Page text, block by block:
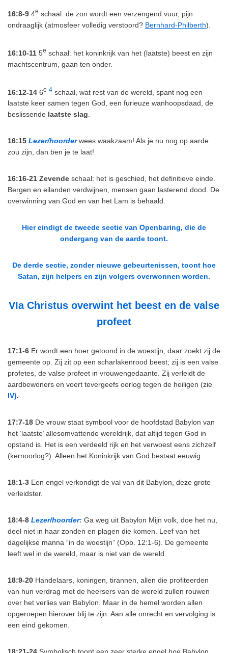
16:8-9 4e schaal: de zon wordt een verzengend vuur, pijn
ondraaglijk (atmosfeer volledig verstoord? Bernhard-Philberth).
16:10-11 5e schaal: het koninkrijk van het (laatste) beest en zijn
machtscentrum, gaan ten onder.
16:12-14 6e 4 schaal, wat rest van de wereld, spant nog een
laatste keer samen tegen God, een furieuze wanhoopsdaad, de
beslissende laatste slag.
16:15 Lezer/hoorderwees waakzaam! Als je nu nog op aarde
zou zijn, dan ben je te laat!
16:16-21 Zevende schaal: het is geschied, het definitieve einde.
Bergen en eilanden verdwijnen, mensen gaan lasterend dood. De
overwinning van God en van het Lam is behaald.
Hier eindigt de tweede sectie van Openbaring, die de
ondergang van de aarde toont.
De derde sectie, zondernieuwe gebeurtenissen, toont hoe
Satan, zijn helpers en zijn volgers overwonnen worden.
VIa Christus overwint het beest en de valse
profeet
17:1-6 Er wordt een hoer getoond in de woestijn, daar zoekt zij de
gemeente op. Zij zit op een scharlakenrood beest; zij is een valse
profetes, de valse profeet in vrouwengedaante. Zij verleidt de
aardbewoners en voert tevergeefs oorlog tegen de heiligen (zie
IV).
17:7-18 De vrouw staat symbool voor de hoofdstad Babylon van
het ‘laatste’ allesomvattende wereldrijk, dat altijd tegen God in
opstand is. Het is een verdeeld rijk en het verwoest eens zichzelf
(kernoorlog?). Alleen het Koninkrijk van God bestaat eeuwig.
18:1-3 Een engel verkondigt de val van dit Babylon, deze grote
verleidster.
18:4-8 Lezer/hoorder: Ga weg uit Babylon Mijn volk, doe het nu,
deel niet in haar zonden en plagen die komen. Leef van het
dagelijkse manna “in de woestijn” (Opb. 12:1-6). De gemeente
leeft wel in de wereld, maar is niet van de wereld.
18:9-20 Handelaars, koningen, tirannen, allen die profiteerden
van hun verdrag met de heersers van de wereld zullen rouwen
over het verlies van Babylon. Maar in de hemel worden allen
opgeroepen hierover blij te zijn. Aan alle onrecht en vervolging is
een eind gekomen.